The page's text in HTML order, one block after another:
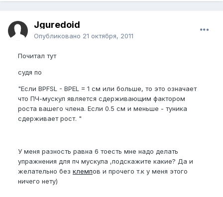
Jguredoid
Опубликовано 21 октября, 2011
Почитал тут
судя по
"Если BPFSL - BPEL = 1 см или больше, то это означает
что ПЧ-мускул является сдерживающим фактором
роста вашего члена. Если 0.5 см и меньше - туника
сдерживает рост. "
У меня разность равна 6 тоесть мне надо делать
упражнения для пч мускула ,подскажите какие? Да и
желательно без клемпов и прочего т.к у меня этого
ничего нету)